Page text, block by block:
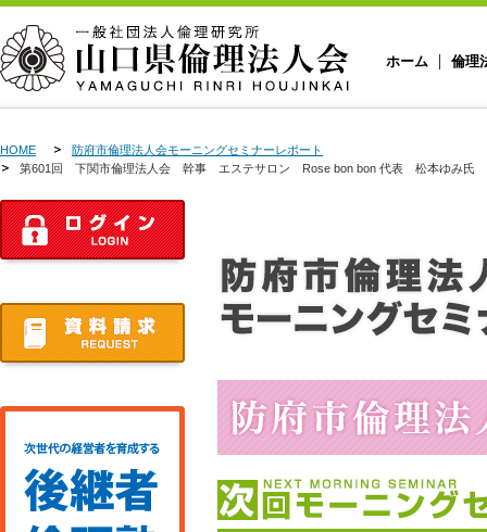
ホーム 倫理
HOME
防府市倫理法人会モーニングセミナーレポート
第601回 下関市倫理法人会 幹事 エステサロン Rose bon bon 代表 松本ゆみ氏